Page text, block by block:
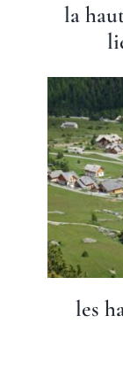
la
les